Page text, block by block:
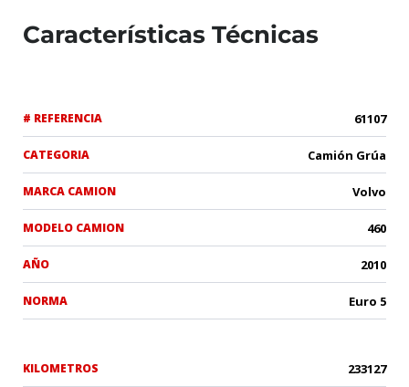
Características Técnicas
# REFERENCIA 61107
CATEGORIA Camión Grúa
MARCA CAMION Volvo
MODELO CAMION 460
AÑO 2010
NORMA Euro 5
KILOMETROS 233127